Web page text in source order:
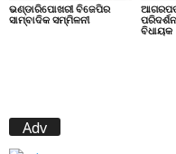
ଭଣ୍ଡାରିପୋଖରୀ ବିଜେପିର
ସାମ୍ବାଦିକ ସମ୍ମିଳନୀ
ବିଧାୟକ
Adv